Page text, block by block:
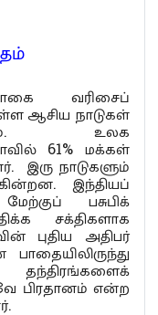
வரிசைப்
ஆசிய நாடுகள்
ஆகும். உலக
61% மக்கள்
இரு நாடுகளும்
இந்தியப்
பசுபிக்
சக்திகளாக
புதிய அதிபர்
பிரதானம் என்ற